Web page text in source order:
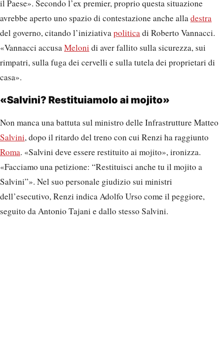
il Paese». Secondo l’ex premier, proprio questa situazione
avrebbe aperto uno spazio di contestazione anche alladestra
del governo, citando l’iniziativapoliticadi Roberto Vannacci.
«Vannacci accusaMeloni di aver fallito sulla sicurezza, sui
rimpatri, sulla fuga dei cervelli e sulla tutela dei proprietari di
casa».
«Salvini? Restituiamolo ai mojito»
Non manca una battuta sul ministro delle Infrastrutture Matteo
Salvini, dopo il ritardo del treno con cui Renzi ha raggiunto
Roma. «Salvini deve essere restituito ai mojito», ironizza.
«Facciamo una petizione: “Restituisci anche tu il mojito a
Salvini”». Nel suo personale giudizio sui ministri
dell’esecutivo, Renzi indica Adolfo Urso come il peggiore,
seguito da Antonio Tajani e dallo stesso Salvini.